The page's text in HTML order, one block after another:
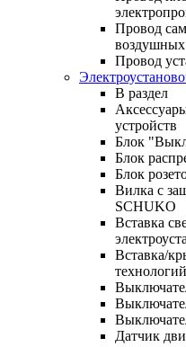
Провод
воздушных
Провод
В раздел
устройств
Блок
Блок
Блок
Вилка с
SCHUKO
Вставка
Вставка/
технологий
Датчик